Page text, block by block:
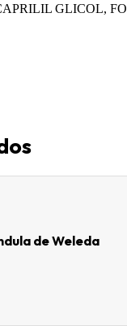
GLICOL,
de Weleda